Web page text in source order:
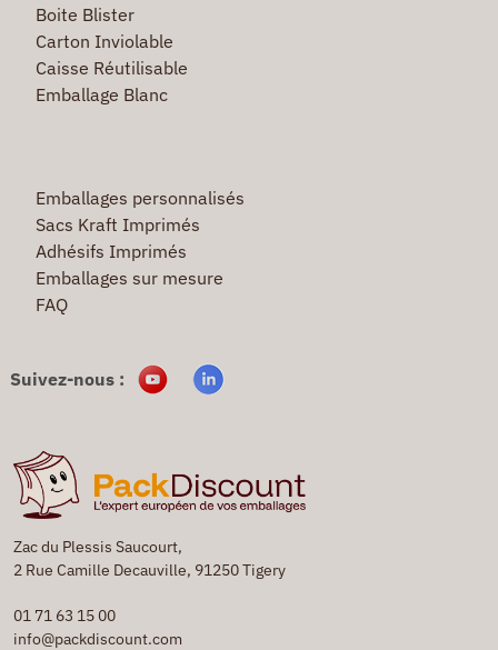
Zac du Plessis Saucourt,
2 Rue Camille Decauville, 91250 Tigery
01 71 63 15 00
info@packdiscount.com
Boite Blister
Carton Inviolable
Caisse Réutilisable
Emballage Blanc
Emballages personnalisés
Sacs Kraft Imprimés
Adhésifs Imprimés
Emballages sur mesure
FAQ
Suivez-nous :